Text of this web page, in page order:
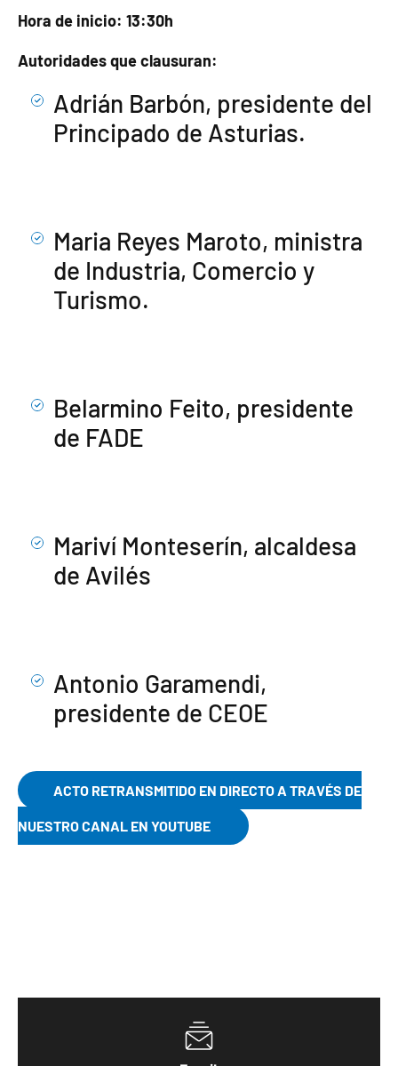
Hora de inicio: 13:30h
Autoridades que clausuran:
Adrián Barbón, presidente del
Principado de Asturias.
Maria Reyes Maroto, ministra
de Industria, Comercio y
Turismo.
Belarmino Feito, presidente
de FADE
Mariví Monteserín, alcaldesa
de Avilés
Antonio Garamendi,
presidente de CEOE
ACTO RETRANSMITIDO EN DIRECTO A TRAVÉS DE
NUESTRO CANAL EN YOUTUBE